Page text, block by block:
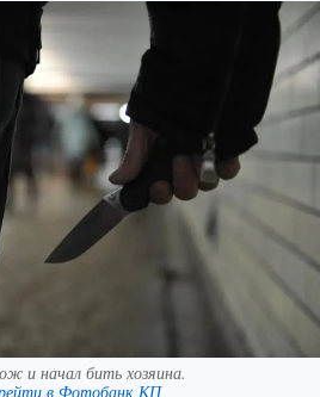
и начал бить хозяина.
в Фотобанк КП